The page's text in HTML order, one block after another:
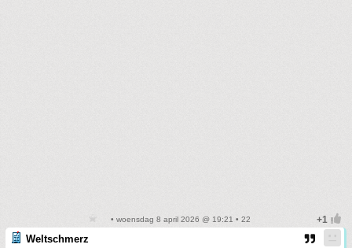
• woensdag 8 april 2026 @ 19:21 • 22
Weltschmerz